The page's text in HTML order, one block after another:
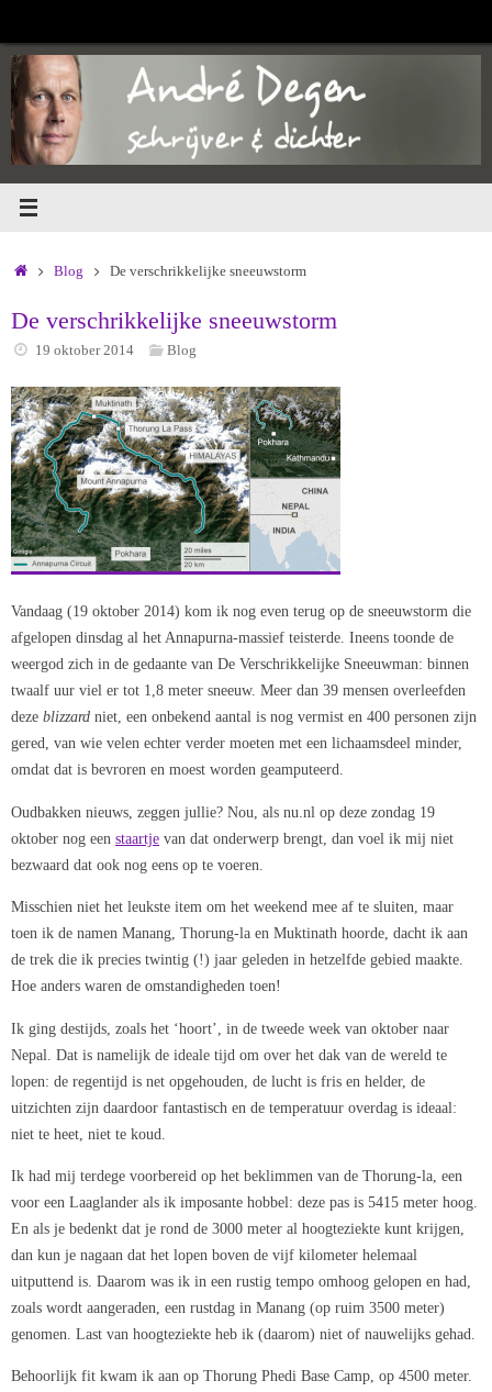
de
inhoud
HomeBlog De verschrikkelijke sneeuwstorm
De verschrikkelijke sneeuwstorm
19 oktober 2014 Blog
Vandaag (19 oktober 2014) kom ik nog even terug op de sneeuwstorm die
afgelopen dinsdag al het Annapurna-massief teisterde. Ineens toonde de
weergod zich in de gedaante van De Verschrikkelijke Sneeuwman: binnen
twaalf uur viel er tot 1,8 meter sneeuw. Meer dan 39 mensen overleefden
deze blizzard niet, een onbekend aantal is nog vermist en 400 personen zijn
gered, van wie velen echter verder moeten met een lichaamsdeel minder,
omdat dat is bevroren en moest worden geamputeerd.
Oudbakken nieuws, zeggen jullie? Nou, als nu.nl op deze zondag 19
oktober nog een staartje van dat onderwerp brengt, dan voel ik mij niet
bezwaard dat ook nog eens op te voeren.
Misschien niet het leukste item om het weekend mee af te sluiten, maar
toen ik de namen Manang, Thorung-la en Muktinath hoorde, dacht ik aan
de trek die ik precies twintig (!) jaar geleden in hetzelfde gebied maakte.
Hoe anders waren de omstandigheden toen!
Ik ging destijds, zoals het ‘hoort’, in de tweede week van oktober naar
Nepal. Dat is namelijk de ideale tijd om over het dak van de wereld te
lopen: de regentijd is net opgehouden, de lucht is fris en helder, de
uitzichten zijn daardoor fantastisch en de temperatuur overdag is ideaal:
niet te heet, niet te koud.
Ik had mij terdege voorbereid op het beklimmen van de Thorung-la, een
voor een Laaglander als ik imposante hobbel: deze pas is 5415 meter hoog.
En als je bedenkt dat je rond de 3000 meter al hoogteziekte kunt krijgen,
dan kun je nagaan dat het lopen boven de vijf kilometer helemaal
uitputtend is. Daarom was ik in een rustig tempo omhoog gelopen en had,
zoals wordt aangeraden, een rustdag in Manang (op ruim 3500 meter)
genomen. Last van hoogteziekte heb ik (daarom) niet of nauwelijks gehad.
Behoorlijk fit kwam ik aan op Thorung Phedi Base Camp, op 4500 meter.